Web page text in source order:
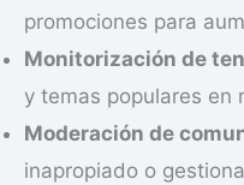
promociones para
Monitorización de
y temas populares en
Moderación de
inapropiado o